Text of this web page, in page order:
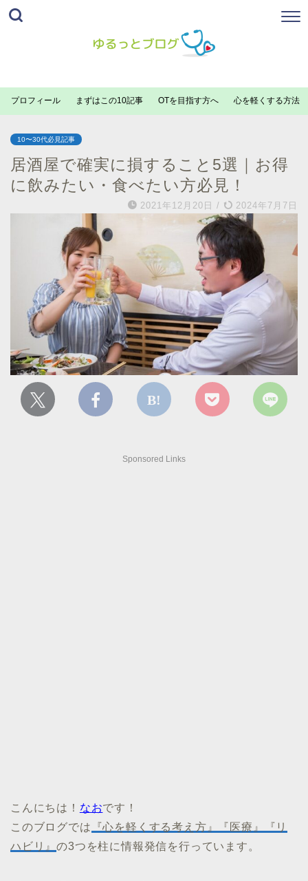
プロフィール まずはこの10記事 OTを目指す方へ 心を軽くする方法
10〜30代必見記事
居酒屋で確実に損すること5選｜お得
に飲みたい・食べたい方必見！
2021年12月20日 / 2024年7月7日
Sponsored Links
こんにちは！ なおです！
このブログでは 『心を軽くする考え方』『医療』『リ
ハビリ』の3つを柱に情報発信を行っています。